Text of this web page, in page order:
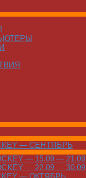
— СЕНТЯБРЬ
— 15.09 — 21.09
— 22.09 — 30.09
— ОКТЯБРЬ